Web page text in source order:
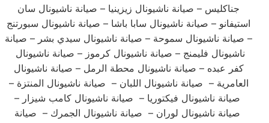
جناكليس – صيانة ناشيونال زيزينيا – صيانة ناشيونال سان
استيفانو – صيانة ناشيونال سابا باشا – صيانة ناشيونال سبورتنج
– صيانة ناشيونال سموحة – صيانة ناشيونال سيدي بشر – صيانة
ناشيونال فليمنج – صيانة ناشيونال كرموز – صيانة ناشيونال
كفر عبده – صيانة ناشيونال محطة الرمل – صيانة ناشيونال
العامرية – صيانة ناشيونال اللبان – صيانة ناشيونال المنتزة –
صيانة ناشيونال فيكتوريا – صيانة ناشيونال كامب شيزار –
صيانة ناشيونال لوران – صيانة ناشيونال الجمرك – صيانة